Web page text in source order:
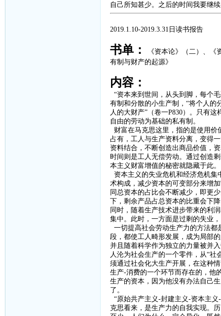
自己所知甚少。之后的时间我要继
2019.1.10-2019.3.31 日读书报告
书单： 《资本论》（二）、
《
有制与财产的起源》
内容：
“资本来到世间，从头到脚，每个
有制和分散的小生产制，“将个人的
人的大财产”（卷一P830）。只有这
自由的劳动为基础的私有制。
财富在马克思这里，指的是使用价
占有，工人与生产资料分离，变得
资料结合，不断创造出商品价值，
时间则是工人无偿劳动。通过创造
本主义财富增值的秘密就隐藏于此。
资本主义的失业危机和经济危机集
术构成，减少资本的可变部分来增
同总资本的占比会不断减少，即更
下，剩余产品占总资本的比重会下
同时，随着生产技术进步带来的利
集中。此时，一方面是过剩的失业
一切提高社会劳动生产力的方法都
段，都使工人畸形发展，成为局部
并且随着科学作为独立的力量被并
人沦为社会生产的一个零件，从“
须通过社会化大生产开展，在这种
生产-消费的一个环节而存在的，他
生产的资本，因为他没有办法自己
了。
“原始共产主义-封建主义-资本主义-
克思看来，是生产力的自我实现。